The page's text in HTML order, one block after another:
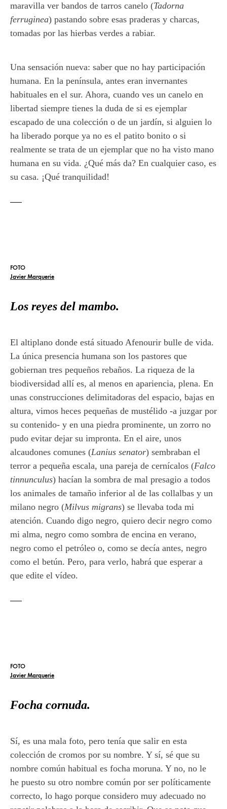
maravilla ver bandos de tarros canelo (Tadorna
ferruginea) pastando sobre esas praderas y charcas,
tomadas por las hierbas verdes a rabiar.
Una sensación nueva: saber que no hay participación
humana. En la península, antes eran invernantes
habituales en el sur. Ahora, cuando ves un canelo en
libertad siempre tienes la duda de si es ejemplar
escapado de una colección o de un jardín, si alguien lo
ha liberado porque ya no es el patito bonito o si
realmente se trata de un ejemplar que no ha visto mano
humana en su vida. ¿Qué más da? En cualquier caso, es
su casa. ¡Qué tranquilidad!
FOTO
Javier Marquerie
Los reyes del mambo.
El altiplano donde está situado Afenourir bulle de vida.
La única presencia humana son los pastores que
gobiernan tres pequeños rebaños. La riqueza de la
biodiversidad allí es, al menos en apariencia, plena. En
unas construcciones delimitadoras del espacio, bajas en
altura, vimos heces pequeñas de mustélido -a juzgar por
su contenido- y en una piedra prominente, un zorro no
pudo evitar dejar su impronta. En el aire, unos
alcaudones comunes (Lanius senator) sembraban el
terror a pequeña escala, una pareja de cernícalos (Falco
tinnunculus) hacían la sombra de mal presagio a todos
los animales de tamaño inferior al de las collalbas y un
milano negro (Milvus migrans) se llevaba toda mi
atención. Cuando digo negro, quiero decir negro como
mi alma, negro como sombra de encina en verano,
negro como el petróleo o, como se decía antes, negro
como el betún. Pero, para verlo, habrá que esperar a
que edite el vídeo.
FOTO
Javier Marquerie
Focha cornuda.
Sí, es una mala foto, pero tenía que salir en esta
colección de cromos por su nombre. Y sí, sé que su
nombre común habitual es focha moruna. Y no, no le
he puesto su otro nombre común por ser políticamente
correcto, lo hago porque considero muy adecuado no